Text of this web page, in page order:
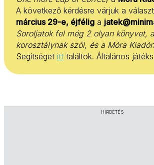
A következő kérdésre várjuk a választ
március 29-e, éjfélig a
Soroljatok fel még 2 olyan könyvet,
korosztálynak szól, és a Móra
Segítséget itt találtok. Általános
HIRDETÉS